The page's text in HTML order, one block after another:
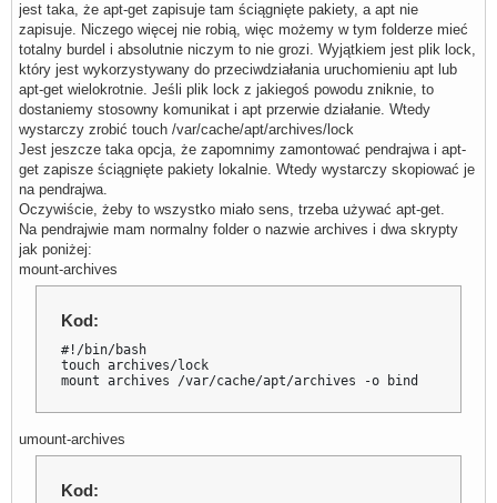
jest taka, że apt-get zapisuje tam ściągnięte pakiety, a apt nie
zapisuje. Niczego więcej nie robią, więc możemy w tym folderze mieć
totalny burdel i absolutnie niczym to nie grozi. Wyjątkiem jest plik lock,
który jest wykorzystywany do przeciwdziałania uruchomieniu apt lub
apt-get wielokrotnie. Jeśli plik lock z jakiegoś powodu zniknie, to
dostaniemy stosowny komunikat i apt przerwie działanie. Wtedy
wystarczy zrobić touch /var/cache/apt/archives/lock
Jest jeszcze taka opcja, że zapomnimy zamontować pendrajwa i apt-
get zapisze ściągnięte pakiety lokalnie. Wtedy wystarczy skopiować je
na pendrajwa.
Oczywiście, żeby to wszystko miało sens, trzeba używać apt-get.
Na pendrajwie mam normalny folder o nazwie archives i dwa skrypty
jak poniżej:
mount-archives
Kod:
#!/bin/bash
touch archives/lock
mount archives /var/cache/apt/archives -o bind
umount-archives
Kod: